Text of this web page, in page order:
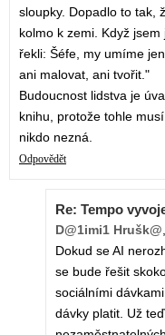
sloupky. Dopadlo to tak,
kolmo k zemi. Když
řekli: Šéfe, my umíme
ani malovat, ani tvořit."
Budoucnost lidstva je
knihu, protože tohle
nikdo nezná.
Odpovědět
Re: Tempo
D@1imi1 Hrušk@
Dokud se AI
se bude řešit
sociálními
dávky platit. Už